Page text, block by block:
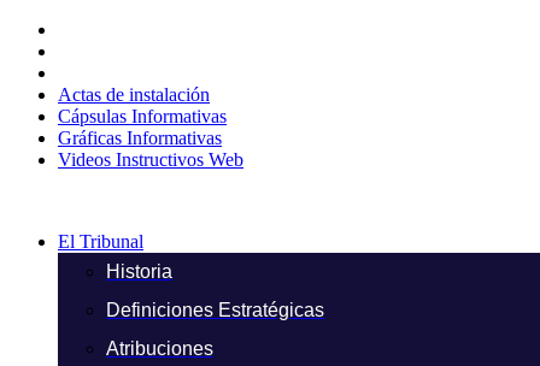
contenido
Actas de instalación
Cápsulas Informativas
Gráficas Informativas
Videos Instructivos Web
El Tribunal
Historia
Definiciones Estratégicas
Atribuciones